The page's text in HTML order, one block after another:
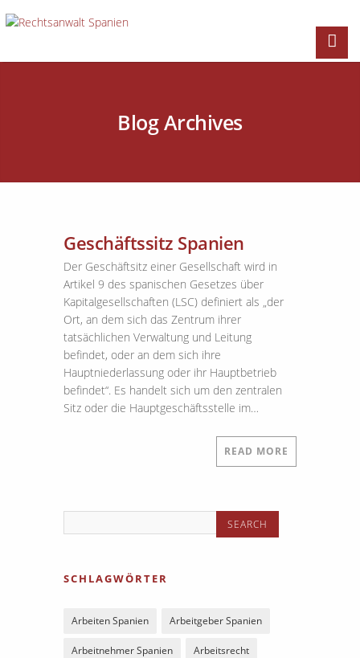
Blog Archives
Geschäftssitz Spanien
Der Geschäftsitz einer Gesellschaft wird in
Artikel 9 des spanischen Gesetzes über
Kapitalgesellschaften (LSC) definiert als „der
Ort, an dem sich das Zentrum ihrer
tatsächlichen Verwaltung und Leitung
befindet, oder an dem sich ihre
Hauptniederlassung oder ihr Hauptbetrieb
befindet“. Es handelt sich um den zentralen
Sitz oder die Hauptgeschäftsstelle im…
READ MORE
SCHLAGWÖRTER
Arbeiten Spanien Arbeitgeber Spanien
Arbeitnehmer Spanien Arbeitsrecht